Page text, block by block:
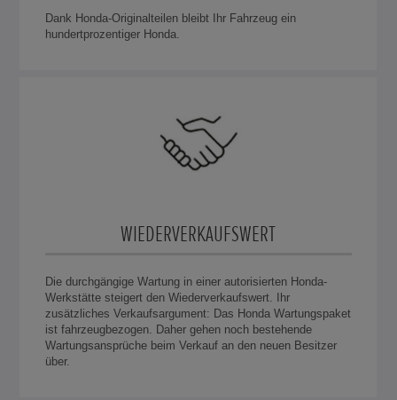
Dank Honda-Originalteilen bleibt Ihr Fahrzeug ein
hundertprozentiger Honda.
WIEDERVERKAUFSWERT
Die durchgängige Wartung in einer autorisierten Honda-
Werkstätte steigert den Wiederverkaufswert. Ihr
zusätzliches Verkaufsargument: Das Honda Wartungspaket
ist fahrzeugbezogen. Daher gehen noch bestehende
Wartungsansprüche beim Verkauf an den neuen Besitzer
über.